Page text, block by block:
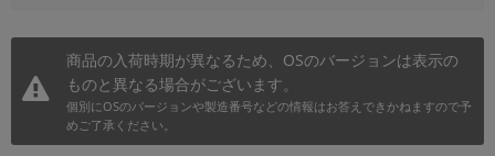
商品の入荷時期が異なるため、OSのバージョンは表示の
ものと異なる場合がございます。
個別にOSのバージョンや製造番号などの情報はお答えできかねますので予
めご了承ください。